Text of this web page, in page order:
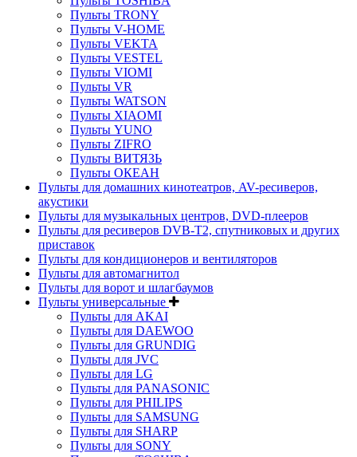
Пульты TRONY
Пульты V-HOME
Пульты VEKTA
Пульты VESTEL
Пульты VIOMI
Пульты VR
Пульты WATSON
Пульты XIAOMI
Пульты YUNO
Пульты ZIFRO
Пульты ВИТЯЗЬ
Пульты ОКЕАН
Пульты для домашних кинотеатров, AV-ресиверов,
акустики
Пульты для музыкальных центров, DVD-плееров
Пульты для ресиверов DVB-T2, спутниковых и других
приставок
Пульты для кондиционеров и вентиляторов
Пульты для автомагнитол
Пульты для ворот и шлагбаумов
Пульты универсальные
Пульты для AKAI
Пульты для DAEWOO
Пульты для GRUNDIG
Пульты для JVC
Пульты для LG
Пульты для PANASONIC
Пульты для PHILIPS
Пульты для SAMSUNG
Пульты для SHARP
Пульты для SONY